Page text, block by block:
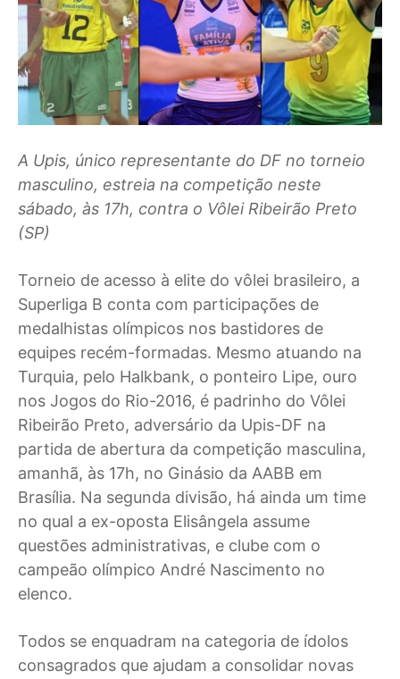
A Upis, único representante do DF no torneio
masculino, estreia na competição neste
sábado, às 17h, contra o Vôlei Ribeirão Preto
(SP)
Torneio de acesso à elite do vôlei brasileiro, a
Superliga B conta com participações de
medalhistas olímpicos nos bastidores de
equipes recém-formadas. Mesmo atuando na
Turquia, pelo Halkbank, o ponteiro Lipe, ouro
nos Jogos do Rio-2016, é padrinho do Vôlei
Ribeirão Preto, adversário da Upis-DF na
partida de abertura da competição masculina,
amanhã, às 17h, no Ginásio da AABB em
Brasília. Na segunda divisão, há ainda um time
no qual a ex-oposta Elisângela assume
questões administrativas, e clube com o
campeão olímpico André Nascimento no
elenco.
Todos se enquadram na categoria de ídolos
consagrados que ajudam a consolidar novas